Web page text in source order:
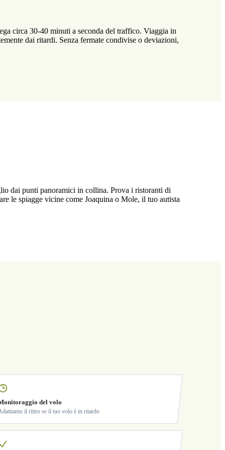
circa 30-40 minuti a seconda del traffico. Viaggia in
dai ritardi. Senza fermate condivise o deviazioni,
dai punti panoramici in collina. Prova i ristoranti di
le spiagge vicine come Joaquina o Mole, il tuo autista
del volo
il ritiro se il tuo volo è in ritardo